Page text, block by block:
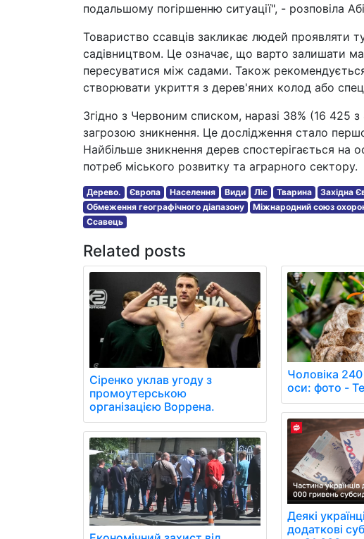
подальшому погіршенню ситуації", - розповіла
Товариство ссавців закликає людей проявляти
садівництвом. Це означає, що варто залишати
пересуватися між садами. Також
створювати укриття з дерев'яних колод або
Згідно з Червоним списком, наразі 38% (16 425
загрозою зникнення. Це дослідження стало
Найбільше зникнення дерев спостерігається на
потреб міського розвитку та аграрного сектору.
Дерево. Європа Населення Види Ліс Тварина Західна
Обмеження географічного діапазону
Міжнародний союз
Ссавець
Related posts
Сіренко уклав угоду з
промоутерською
організацією Воррена.
Чоловіка
оси: фото -
Деякі
додаткові